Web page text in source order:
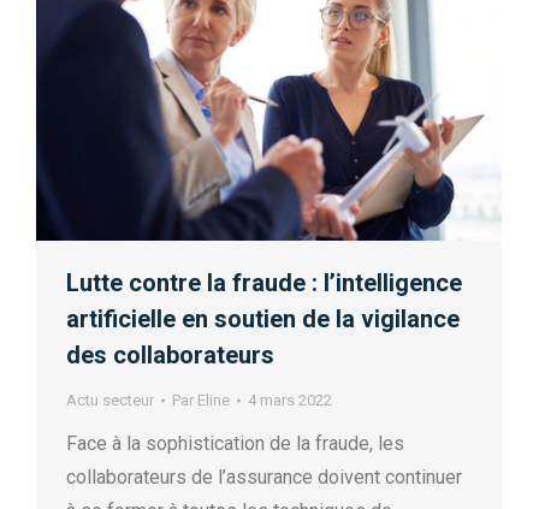
Lutte contre la fraude : l’intelligence
artificielle en soutien de la vigilance
des collaborateurs
Actu secteur Par Eline 4 mars 2022
Face à la sophistication de la fraude, les
collaborateurs de l’assurance doivent continuer